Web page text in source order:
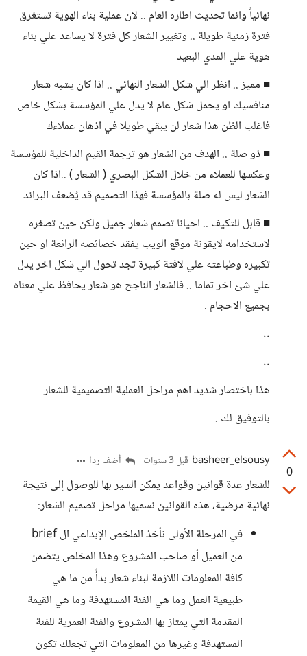
نهائياً وانما تحديث اطاره العام .. لان عملية بناء الهوية تستغرق
فترة زمنية طويلة .. وتغيير الشعار كل فترة لا يساعد علي بناء
هوية علي المدي البعيد
■ مميز .. انظر الي شكل الشعار النهائي .. اذا كان يشبه شعار
منافسيك او يحمل شكل عام لا يدل علي المؤسسة بشكل خاص
فاغلب الظن هذا شعار لن يبقي طويلا في اذهان عملاءك
■ ذو صلة .. الهدف من الشعار هو ترجمة القيم الداخلية للمؤسسة
وعكسها للعملاء من خلال الشكل البصري ( الشعار ) ..اذا كان
الشعار ليس له صلة بالمؤسسة فهذا التصميم قد يُضعف البراند
■ قابل للتكيف .. احيانا تصمم شعار جميل ولكن حين تصغره
لاستخدامه لايقونة موقع الويب يفقد خصائصه الرائعة او حبن
تكبيره وطباعته علي لافتة كبيرة تجد تحول الي شكل اخر يدل
علي شئ اخر تماما .. فالشعار الناجح هو شعار يحافظ علي معناه
بجميع الاحجام .
..
..
هذا باختصار شديد اهم مراحل العملية التصميمية للشعار
بالتوفيق لك .
0
basheer_elsousy قبل 3 سنوات أضف ردا
للشعار عدة قوانين وقواعد يمكن السير بها للوصول إلى نتيجة
نهائية مرضية، هذه القوانين نسميها مراحل تصميم الشعار:
في المرحلة الأولى نأخذ الملخص الإبداعي ال brief
من العميل أو صاحب المشروع وهذا المخلص يتضمن
كافة المعلومات اللازمة لبناء شعار بدأً من ما هي
طبيعية العمل وما هي الفئة المستهدفة وما هي القيمة
المقدمة التي يمتاز بها المشروع والفئة العمرية للفئة
المستهدفة وغيرها من المعلومات التي تجعلك تكون